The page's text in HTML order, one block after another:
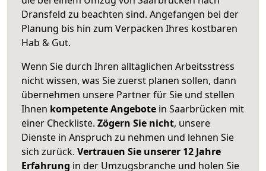
Dransfeld zu beachten sind. Angefangen bei der
Planung bis hin zum Verpacken Ihres kostbaren
Hab & Gut.
Wenn Sie durch Ihren alltäglichen Arbeitsstress
nicht wissen, was Sie zuerst planen sollen, dann
übernehmen unsere Partner für Sie und stellen
Ihnen kompetente Angebote in Saarbrücken mit
einer Checkliste. Zögern Sie nicht, unsere
Dienste in Anspruch zu nehmen und lehnen Sie
sich zurück. Vertrauen Sie unserer 12 Jahre
Erfahrung in der Umzugsbranche und holen Sie